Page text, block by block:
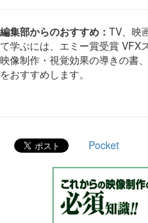
編集部からのおすすめ： TV、映
て学ぶには、エミー賞受賞 VFX
映像制作・視覚効果の導きの書
をおすすめします。
Pocket